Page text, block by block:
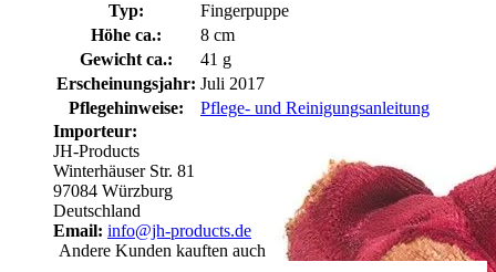
Typ:
Fingerpuppe
Höhe ca.:
8 cm
Gewicht ca.:
41 g
Erscheinungsjahr: Juli 2017
Pflegehinweise:
Pflege- und Reinigungsanleitung
Importeur:
JH-Products
Winterhäuser Str. 81
97084 Würzburg
Deutschland
Email: info@jh-products.de
Andere Kunden kauften auch